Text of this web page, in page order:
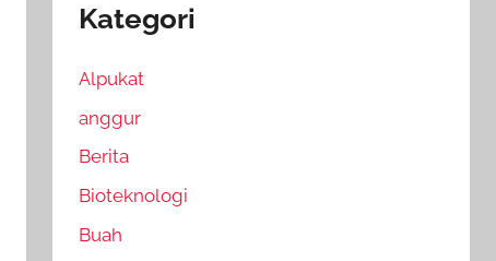
Kategori
Alpukat
anggur
Berita
Bioteknologi
Buah